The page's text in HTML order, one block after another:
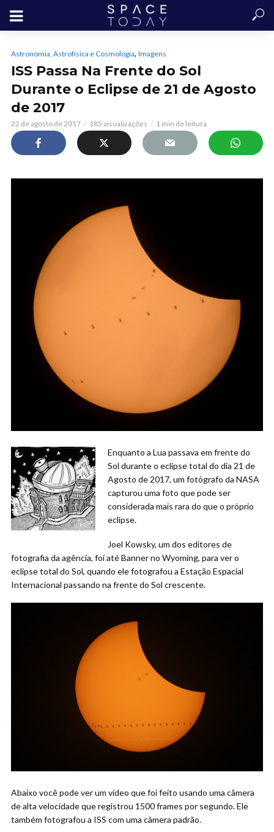
Astronomia, Astrofísica e Cosmologia, Imagens
ISS Passa Na Frente do Sol
Durante o Eclipse de 21 de Agosto
de 2017
22 de agosto de 2017 185 visualizações 1 min de leitura
Enquanto a Lua passava em frente do
Sol durante o eclipse total do dia 21 de
Agosto de 2017, um fotógrafo da NASA
capturou uma foto que pode ser
considerada mais rara do que o próprio
eclipse.
Joel Kowsky, um dos editores de
fotografia da agência, foi até Banner no Wyoming, para ver o
eclipse total do Sol, quando ele fotografou a Estação Espacial
Internacional passando na frente do Sol crescente.
Abaixo você pode ver um vídeo que foi feito usando uma câmera
de alta velocidade que registrou 1500 frames por segundo. Ele
também fotografou a ISS com uma câmera padrão.